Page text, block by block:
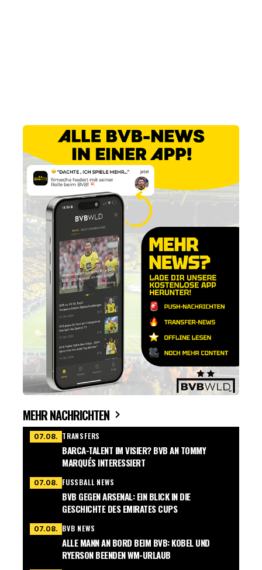
MEHR NACHRICHTEN
07.08. TRANSFERS
BARCA-TALENT IM VISIER? BVB AN TOMMY
MARQUÉS INTERESSIERT
07.08. FUSSBALL NEWS
BVB GEGEN ARSENAL: EIN BLICK IN DIE
GESCHICHTE DES EMIRATES CUPS
07.08. BVB NEWS
ALLE MANN AN BORD BEIM BVB: KOBEL UND
RYERSON BEENDEN WM-URLAUB